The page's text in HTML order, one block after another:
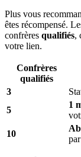
Plus vous
êtes récompensé.
confrères qualifiés,
votre lien.
Confrères
qualifiés
3
5
1
10